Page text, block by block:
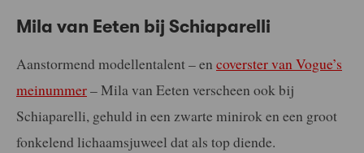
Mila van Eeten bij Schiaparelli
Aanstormend modellentalent – en coverster van Vogue’s
meinummer– Mila van Eeten verscheen ook bij
Schiaparelli, gehuld in een zwarte minirok en een groot
fonkelend lichaamsjuweel dat als top diende.